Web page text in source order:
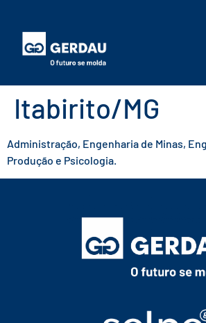
Itabirito/MG
Administração, Engenharia de Minas,
Produção e Psicologia.